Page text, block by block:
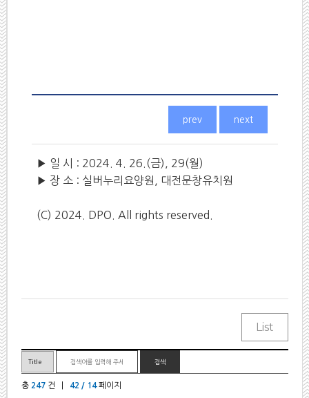
▶ 일 시 : 2024. 4. 26.(금), 29(월)
▶ 장 소 : 실버누리요양원, 대전문창유치원
(C) 2024. DPO. All rights reserved.
총 247건 | 42 / 14페이지